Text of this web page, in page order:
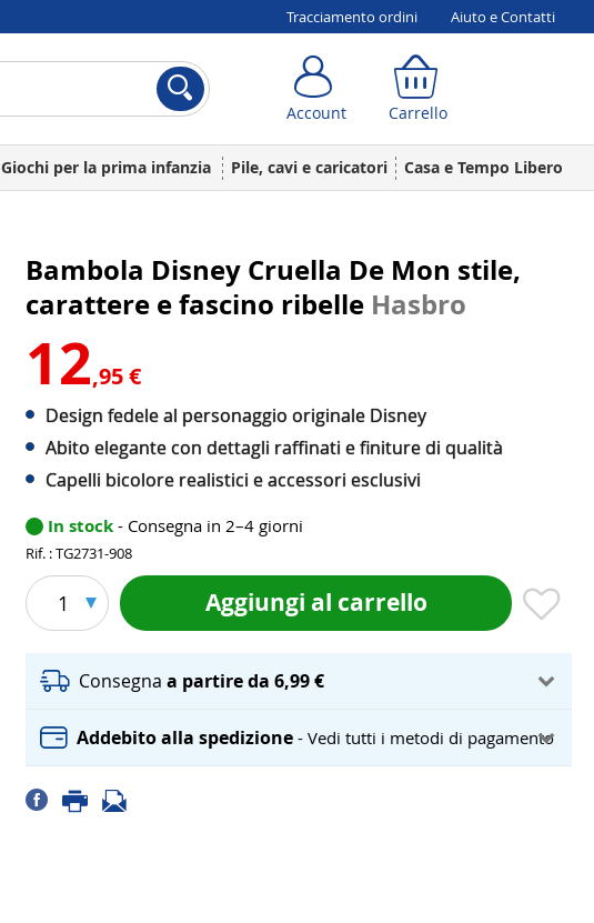
Tracciamento ordini Aiuto e Contatti
Account Carrello
Giochi per la prima infanzia Pile, cavi e caricatori Casa e Tempo Libero
Bambola Disney Cruella De Mon stile,
carattere e fascino ribelle Hasbro
12,95 €
Design fedele al personaggio originale Disney
Abito elegante con dettagli raffinati e finiture di qualità
Capelli bicolore realistici e accessori esclusivi
In stock - Consegna in 2–4 giorni
Rif. : TG2731-908
1 Aggiungi al carrello
Consegnaa partire da 6,99 €
Addebito alla spedizione- Vedi tutti i metodi di pagamento
Account Carrello